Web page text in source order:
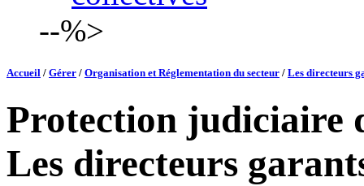
--%>
Accueil / Gérer / Organisation et Réglementation du secteur / Les directeurs
Protection judiciaire
Les directeurs